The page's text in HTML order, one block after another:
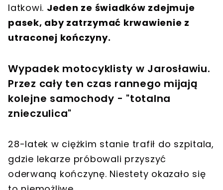
latkowi. Jeden ze świadków zdejmuje
pasek, aby zatrzymać krwawienie z
utraconej kończyny.
Wypadek motocyklisty w Jarosławiu.
Przez cały ten czas rannego mijają
kolejne samochody - "totalna
znieczulica"
28-latek w ciężkim stanie trafił do szpitala,
gdzie lekarze próbowali przyszyć
oderwaną kończynę. Niestety okazało się